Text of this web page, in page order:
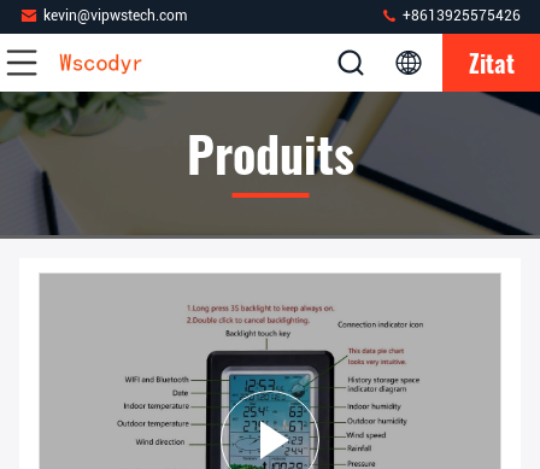
kevin@vipwstech.com +8613925575426
Zitat
Produits